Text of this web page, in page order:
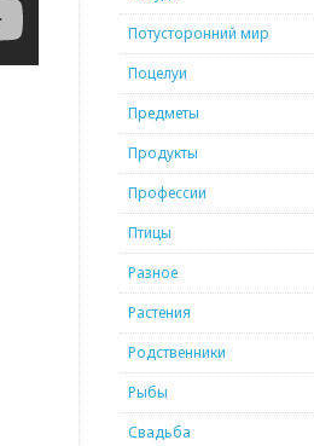
Потусторонний мир
Поцелуи
Предметы
Продукты
Профессии
Птицы
Разное
Растения
Родственники
Рыбы
Свадьба